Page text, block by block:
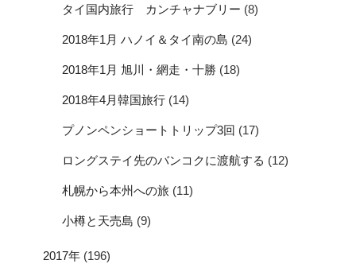
タイ国内旅行 カンチャナブリー (8)
2018年1月 ハノイ＆タイ南の島 (24)
2018年1月 旭川・網走・十勝 (18)
2018年4月韓国旅行 (14)
プノンペンショートトリップ3回 (17)
ロングステイ先のバンコクに渡航する (12)
札幌から本州への旅 (11)
小樽と天売島 (9)
2017年 (196)